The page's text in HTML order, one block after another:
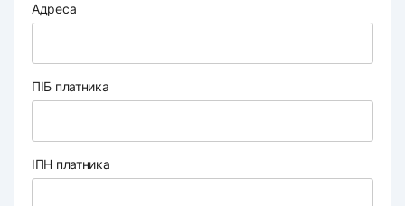
Адреса
ПІБ платника
ІПН платника